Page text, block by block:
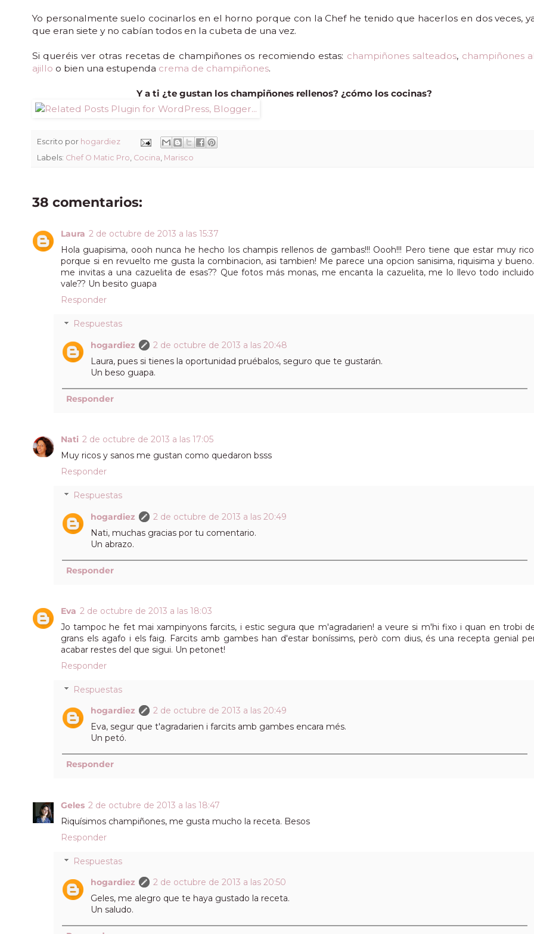
Yo personalmente suelo cocinarlos en el horno porque con la Chef he tenido que hacerlos en dos veces,
que eran siete y no cabían todos en la cubeta de una vez.
Si queréis ver otras recetas de champiñones os recomiendo estas: champiñones salteados, champiñones
ajillo o bien una estupenda crema de champiñones.
Y a ti ¿te gustan los champiñones rellenos? ¿cómo los cocinas?
Escrito por hogardiez
Labels: Chef O Matic Pro, Cocina, Marisco
38 comentarios:
Laura 2 de octubre de 2013 a las 15:37
Hola guapisima, oooh nunca he hecho los champis rellenos de gambas!!! Oooh!!! Pero tiene que estar muy
porque si en revuelto me gusta la combinacion, asi tambien! Me parece una opcion sanisima, riquisima y
me invitas a una cazuelita de esas?? Que fotos más monas, me encanta la cazuelita, me lo llevo todo
vale?? Un besito guapa
Responder
Respuestas
hogardiez
2 de octubre de 2013 a las 20:48
Laura, pues si tienes la oportunidad pruébalos, seguro que te gustarán.
Un beso guapa.
Responder
Nati 2 de octubre de 2013 a las 17:05
Muy ricos y sanos me gustan como quedaron bsss
Responder
Respuestas
hogardiez
2 de octubre de 2013 a las 20:49
Nati, muchas gracias por tu comentario.
Un abrazo.
Responder
Eva 2 de octubre de 2013 a las 18:03
Jo tampoc he fet mai xampinyons farcits, i estic segura que m'agradarien! a veure si m'hi fixo i quan en trobi
grans els agafo i els faig. Farcits amb gambes han d'estar boníssims, però com dius, és una recepta genial
acabar restes del que sigui. Un petonet!
Responder
Respuestas
hogardiez
2 de octubre de 2013 a las 20:49
Eva, segur que t'agradarien i farcits amb gambes encara més.
Un petó.
Responder
Geles 2 de octubre de 2013 a las 18:47
Riquísimos champiñones, me gusta mucho la receta. Besos
Responder
Respuestas
hogardiez
2 de octubre de 2013 a las 20:50
Geles, me alegro que te haya gustado la receta.
Un saludo.